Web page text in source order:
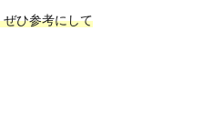
ひ参考にして